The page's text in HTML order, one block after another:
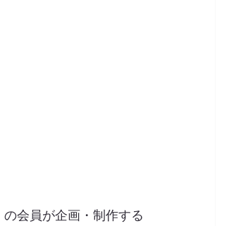
会員が企画・制作する